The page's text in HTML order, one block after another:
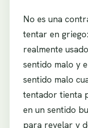
No es una
tentar en griego:
realmente
sentido malo y
sentido malo
tentador tienta
en un sentido
para revelar y